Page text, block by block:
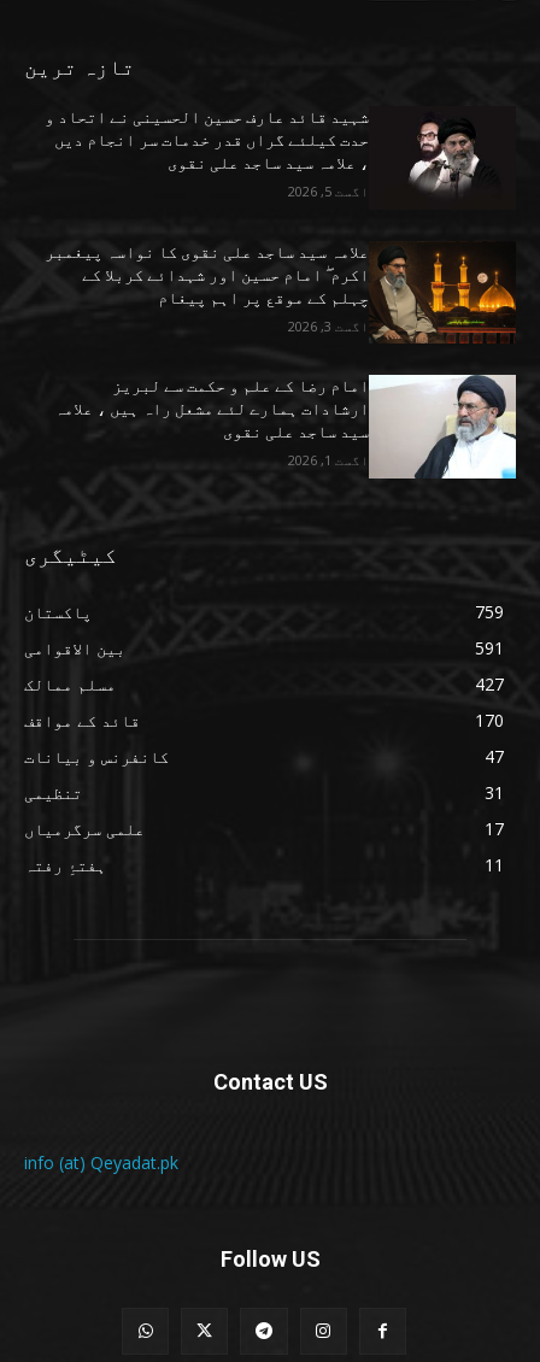
تازہ ترین
شہید قائد عارف حسین الحسینی نے اتحاد و
حدت کیلئے گراں قدر خدمات سر انجام دیں
، علامہ سید ساجد علی نقوی
اگست 5, 2026
علامہ سید ساجد علی نقوی کا نواسہ پیغمبر
اکرم ۖ امام حسین اور شہدائے کربلا کے
چہلم کے موقع پر اہم پیغام
اگست 3, 2026
امام رضا کے علم و حکمت سے لبریز
ارشادات ہمارے لئے مشعل راہ ہیں ، علامہ
سید ساجد علی نقوی
اگست 1, 2026
کیٹیگری
پاکستان
759
بین الاقوامی
591
مسلم ممالک
427
قائد کے مواقف
170
کانفرنس و بیانات
47
تنظیمی
31
علمی سرگرمیاں
17
ہفتۂِ رفتہ
11
Contact US
info (at) Qeyadat.pk
Follow US